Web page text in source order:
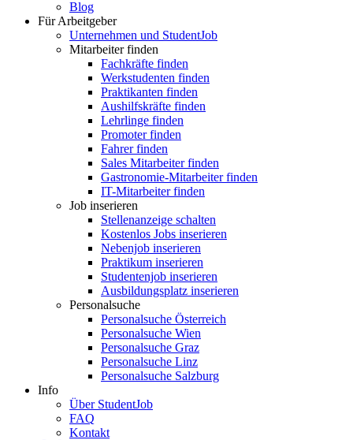
Blog
Für Arbeitgeber
Unternehmen und StudentJob
Mitarbeiter finden
Fachkräfte finden
Werkstudenten finden
Praktikanten finden
Aushilfskräfte finden
Lehrlinge finden
Promoter finden
Fahrer finden
Sales Mitarbeiter finden
Gastronomie-Mitarbeiter finden
IT-Mitarbeiter finden
Job inserieren
Stellenanzeige schalten
Kostenlos Jobs inserieren
Nebenjob inserieren
Praktikum inserieren
Studentenjob inserieren
Ausbildungsplatz inserieren
Personalsuche
Personalsuche Österreich
Personalsuche Wien
Personalsuche Graz
Personalsuche Linz
Personalsuche Salzburg
Info
Über StudentJob
FAQ
Kontakt